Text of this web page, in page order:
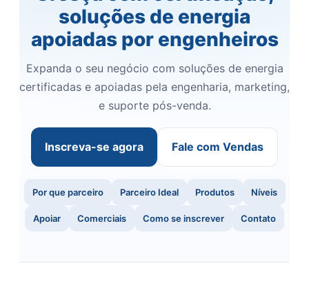
soluções de energia
apoiadas por engenheiros
Expanda o seu negócio com soluções de energia
certificadas e apoiadas pela engenharia, marketing,
e suporte pós-venda.
Inscreva-se agora Fale com Vendas
Por que parceiro Parceiro Ideal Produtos Níveis
Apoiar Comerciais Como se inscrever Contato